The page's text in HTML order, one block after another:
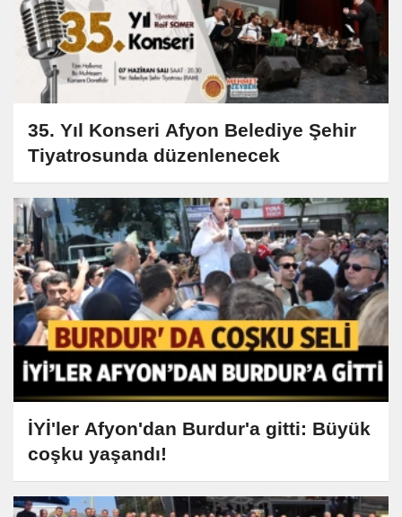
35. Yıl Konseri Afyon Belediye Şehir
Tiyatrosunda düzenlenecek
İYİ'ler Afyon'dan Burdur'a gitti: Büyük
coşku yaşandı!